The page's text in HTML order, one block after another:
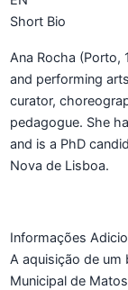
Short Bio
Ana Rocha (Porto,
and performing
curator,
pedagogue. She
and is a PhD
Nova de Lisboa.
Informações
A aquisição de um
Municipal de